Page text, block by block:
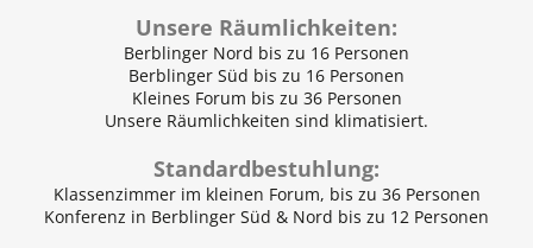
Unsere Räumlichkeiten:
Berblinger Nord bis zu 16 Personen
Berblinger Süd bis zu 16 Personen
Kleines Forum bis zu 36 Personen
Unsere Räumlichkeiten sind klimatisiert.
Standardbestuhlung:
Klassenzimmer im kleinen Forum, bis zu 36 Personen
Konferenz in Berblinger Süd & Nord bis zu 12 Personen